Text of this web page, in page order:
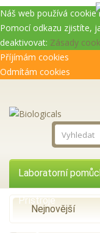
Náš web používá cookie
Pomocí odkazu zjistíte,
deaktivovat: Zásady
Příjímám cookies
Odmítám cookies
Laboratorní
Přístroje
Nejnovější